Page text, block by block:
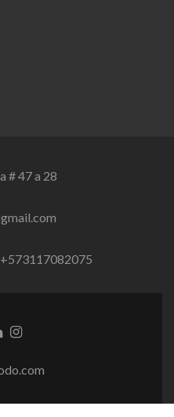
# 47 a 28
Enlace